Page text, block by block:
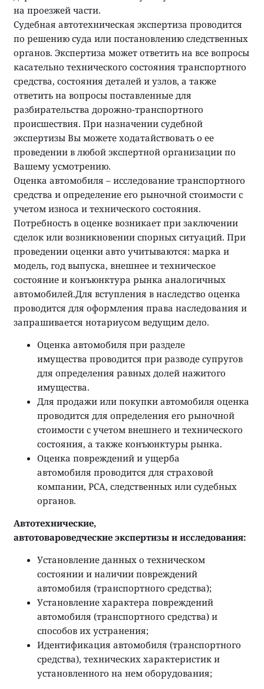
на проезжей части.
Судебная автотехническая экспертиза проводится
по решению суда или постановлению следственных
органов. Экспертиза может ответить на все вопросы
касательно технического состояния транспортного
средства, состояния деталей и узлов, а также
ответить на вопросы поставленные для
разбирательства дорожно-транспортного
происшествия. При назначении судебной
экспертизы Вы можете ходатайствовать о ее
проведении в любой экспертной организации по
Вашему усмотрению.
Оценка автомобиля – исследование транспортного
средства и определение его рыночной стоимости с
учетом износа и технического состояния.
Потребность в оценке возникает при заключении
сделок или возникновении спорных ситуаций. При
проведении оценки авто учитываются: марка и
модель, год выпуска, внешнее и техническое
состояние и конъюнктура рынка аналогичных
автомобилей.Для вступления в наследство оценка
проводится для оформления права наследования и
запрашивается нотариусом ведущим дело.
Оценка автомобиля при разделе
имущества проводится при разводе супругов
для определения равных долей нажитого
имущества.
Для продажи или покупки автомобиля оценка
проводится для определения его рыночной
стоимости с учетом внешнего и технического
состояния, а также конъюнктуры рынка.
Оценка повреждений и ущерба
автомобиля проводится для страховой
компании, РСА, следственных или судебных
органов.
Автотехнические,
автотовароведческие экспертизы и исследования:
Установление данных о техническом
состоянии и наличии повреждений
автомобиля (транспортного средства);
Установление характера повреждений
автомобиля (транспортного средства) и
способов их устранения;
Идентификация автомобиля (транспортного
средства), технических характеристик и
установленного на нем оборудования;